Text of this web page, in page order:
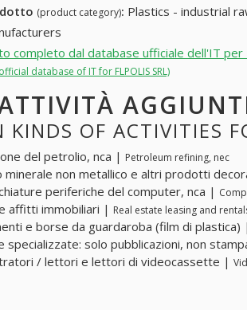
(product category): Plastics - industrial
completo dal database ufficiale dell'IT per
database of IT for FLPOLIS SRL)
OF ACTIVITIES
del petrolio, nca | Petroleum refining, nec
minerale non metallico e altri prodotti
periferiche del computer, nca |
affitti immobiliari | Real estate leasing and
e borse da guardaroba (film di plastica) |
specializzate: solo pubblicazioni, non
/ lettori e lettori di videocassette |